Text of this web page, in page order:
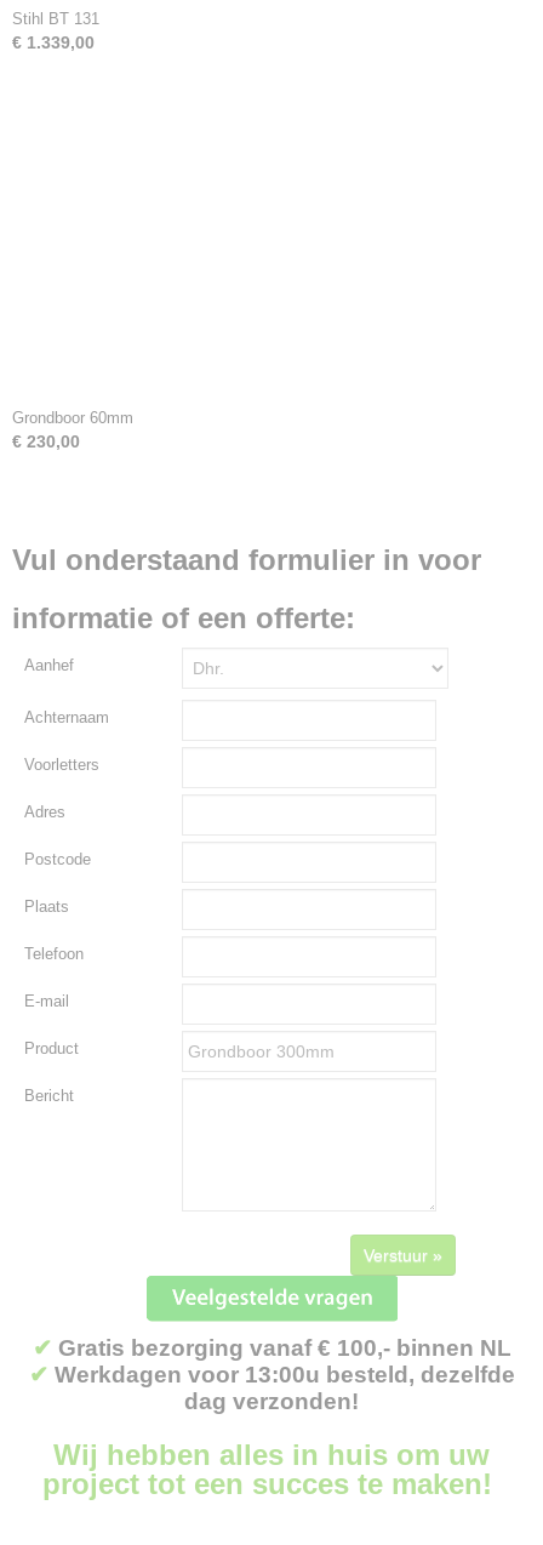
Stihl BT 131
€ 1.339,00
Grondboor 60mm
€ 230,00
Vul onderstaand formulier in voor
informatie of een offerte:
Aanhef
Achternaam
Voorletters
Adres
Postcode
Plaats
Telefoon
E-mail
Product
Bericht
Verstuur »
✔ Gratis bezorging vanaf € 100,- binnen NL
✔ Werkdagen voor 13:00u besteld, dezelfde
dag verzonden!
Wij hebben alles in huis om uw
project tot een succes te maken!